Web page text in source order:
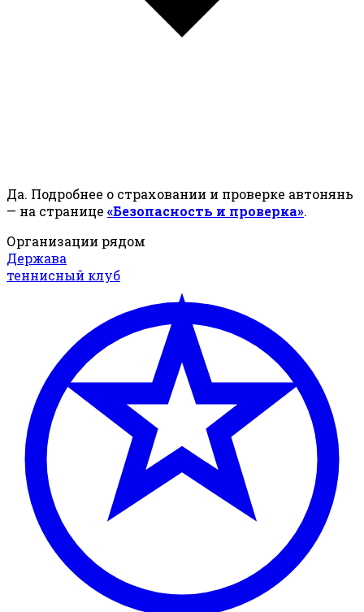
Да. Подробнее о страховании и проверке автонянь
— на странице «Безопасность и проверка».
Организации рядом
Держава
теннисный клуб